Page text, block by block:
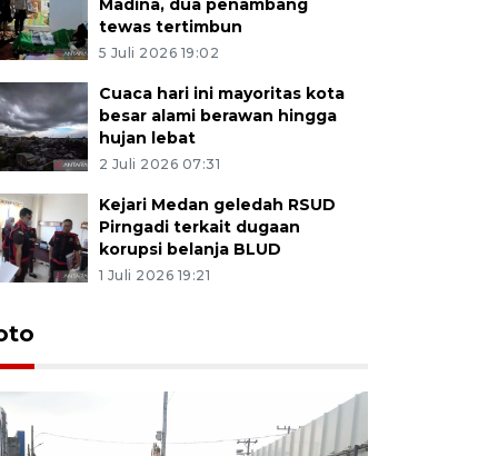
Madina, dua penambang
tewas tertimbun
5 Juli 2026 19:02
Cuaca hari ini mayoritas kota
besar alami berawan hingga
hujan lebat
2 Juli 2026 07:31
Kejari Medan geledah RSUD
Pirngadi terkait dugaan
korupsi belanja BLUD
1 Juli 2026 19:21